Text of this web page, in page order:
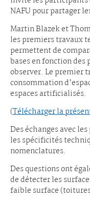
NAFU pour partager
Martin Blazek et
les premiers travaux
permettent de
bases en fonction
observer. Le premier
consommation
espaces artificialisés.
(Télécharger la
Des échanges avec
les spécificités
nomenclatures.
Des questions ont
de détecter les
faible surface